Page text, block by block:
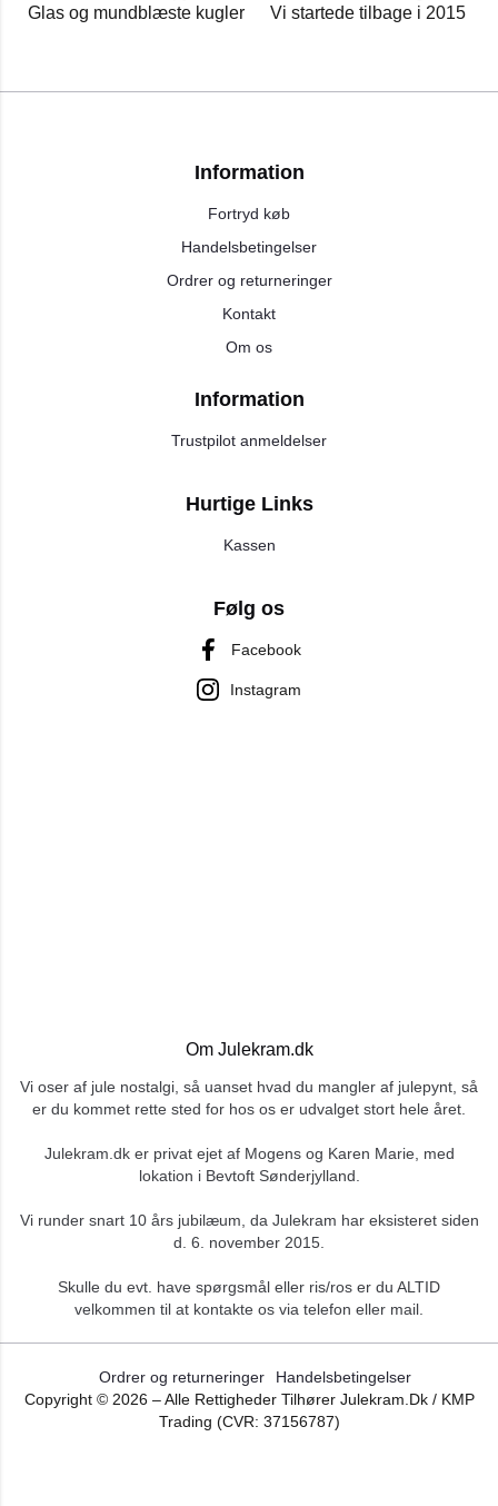
Glas og mundblæste kugler
Vi startede tilbage i 2015
Om Julekram.dk
Vi oser af jule nostalgi, så uanset hvad du mangler af julepynt, så
er du kommet rette sted for hos os er udvalget stort hele året.
Julekram.dk er privat ejet af Mogens og Karen Marie, med
lokation i Bevtoft Sønderjylland.
Vi runder snart 10 års jubilæum, da Julekram har eksisteret siden
d. 6. november 2015.
Skulle du evt. have spørgsmål eller ris/ros er du ALTID
velkommen til at kontakte os via telefon eller mail.
Information
Fortryd køb
Handelsbetingelser
Ordrer og returneringer
Kontakt
Om os
Information
Trustpilot anmeldelser
Hurtige Links
Kassen
Følg os
Facebook
Instagram
Copyright © 2026– Alle Rettigheder Tilhører Julekram.dk / KMP
Trading (CVR: 37156787)
Ordrer og returneringer Handelsbetingelser